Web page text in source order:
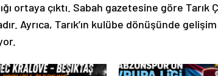
ortaya çıktı. Sabah gazetesine göre
Ayrıca, Tarık’ın kulübe dönüşünde